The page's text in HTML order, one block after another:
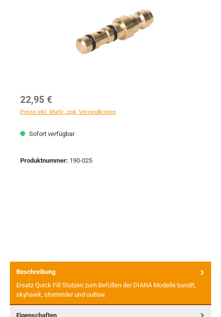
Regulärer Preis:
22,95 €
Preise inkl. MwSt. zzgl. Versandkosten
Sofort verfügbar
Produktnummer: 190-025
Beschreibung
Ersatz Quick Fill Stutzen zum Befüllen der DIANA Modelle bandit,
skyhawk, stormrider und outlaw.
Eigenschaften